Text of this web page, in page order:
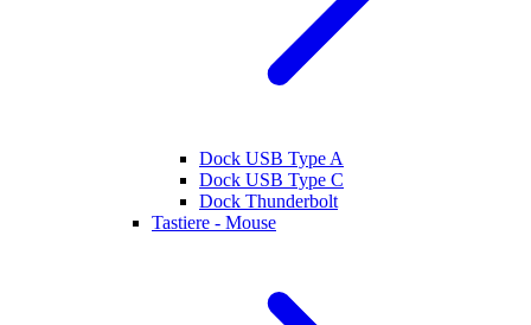
Dock USB Type A
Dock USB Type C
Dock Thunderbolt
Tastiere - Mouse